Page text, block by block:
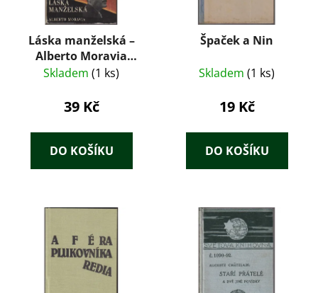
Láska manželská –
Alberto Moravia
(1967)
Skladem (1 ks)
39 Kč
DO KOŠÍKU
Špaček a Nin
Skladem (1 ks)
19 Kč
DO KOŠÍKU